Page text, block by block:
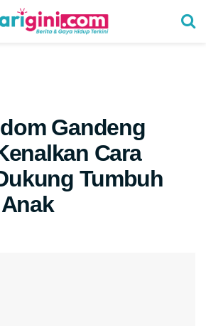
Gandeng
Cara
Tumbuh